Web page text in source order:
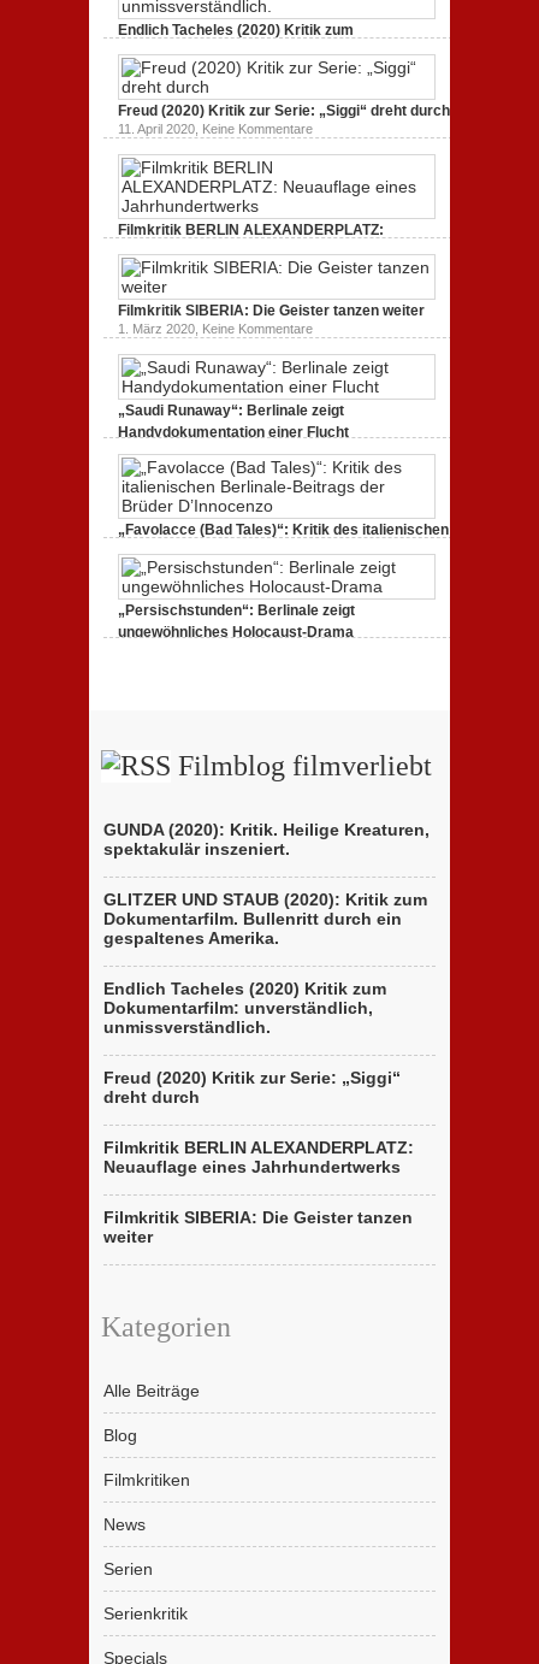
UND
STAUB
Kritik
zum
Bullenritt
durch
ein
Endlich Tacheles (2020) Kritik zum
Dokumentarfilm: unverständlich,
unmissverständlich.
19. Mai 2020,Keine Kommentare
Endlich
Tacheles
(2020)
unverständlich,
Freud (2020) Kritik zur Serie: „Siggi“ dreht durch
11. April 2020, Keine Kommentarezu
Freud
(2020)
zur
dreht
durch
Filmkritik BERLIN ALEXANDERPLATZ:
Neuauflage eines Jahrhundertwerks
1. März 2020,Keine Kommentarezu
BERLIN
ALEXANDERPLATZ:
Neuauflage
eines
Jahrhundertwerks
Filmkritik SIBERIA: Die Geister tanzen weiter
1. März 2020, Keine Kommentarezu
Filmkritik
SIBERIA:
Die
Geister
tanzen
weiter
„Saudi Runaway“: Berlinale zeigt
Handydokumentation einer Flucht
„Saudi
Runaway“:
Berlinale
Handydokumentation
einer
„Favolacce (Bad Tales)“: Kritik des italienischen
Berlinale-Beitrags der Brüder D’Innocenzo
25. Februar 2020,Keine Kommentarezu
„Favolacce
(Bad
Tales)“:
Kritik
des
„Persischstunden“: Berlinale zeigt
ungewöhnliches Holocaust-Drama
Filmblog filmverliebt
GUNDA (2020): Kritik. Heilige Kreaturen,
spektakulär inszeniert.
GLITZER UND STAUB (2020): Kritik zum
Dokumentarfilm. Bullenritt durch ein
gespaltenes Amerika.
Endlich Tacheles (2020) Kritik zum
Dokumentarfilm: unverständlich,
unmissverständlich.
Freud (2020) Kritik zur Serie: „Siggi“
dreht durch
Filmkritik BERLIN ALEXANDERPLATZ:
Neuauflage eines Jahrhundertwerks
Filmkritik SIBERIA: Die Geister tanzen
weiter
Kategorien
Alle Beiträge
Blog
Filmkritiken
News
Serien
Serienkritik
Specials